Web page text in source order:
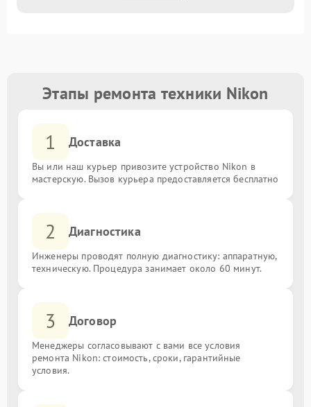
Этапы ремонта техники Nikon
1 Доставка
Вы или наш курьер привозите устройство Nikon в
мастерскую. Вызов курьера предоставляется бесплатно
2 Диагностика
Инженеры проводят полную диагностику: аппаратную,
техническую. Процедура занимает около 60 минут.
3 Договор
Менеджеры согласовывают с вами все условия
ремонта Nikon: стоимость, сроки, гарантийные
условия.